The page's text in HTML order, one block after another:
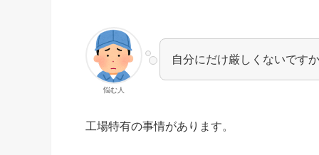
悩む人
自分にだけ厳しくないです
工場特有の事情があります。